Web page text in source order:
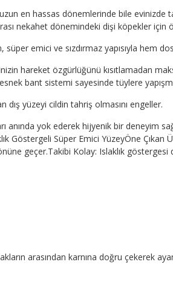
en hassas dönemlerinde bile evinizde
nekahet dönemindeki dişi köpekler için
emici ve sızdırmaz yapısıyla hem
hareket özgürlüğünü kısıtlamadan
bant sistemi sayesinde tüylere
yüzeyi cildin tahriş olmasını engeller.
anında yok ederek hijyenik bir deneyim
Göstergeli Süper Emici YüzeyÖne
geçer.Takibi Kolay: Islaklık
arasından karnına doğru çekerek